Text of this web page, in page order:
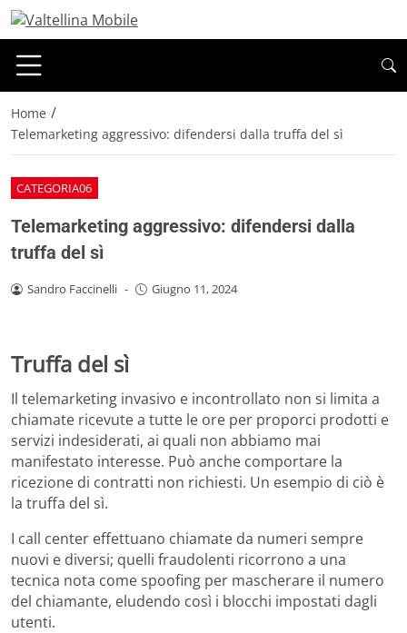
Home /
Telemarketing aggressivo: difendersi dalla truffa del sì
CATEGORIA06
Telemarketing aggressivo: difendersi dalla
truffa del sì
Sandro Faccinelli - Giugno 11, 2024
Truffa del sì
Il telemarketing invasivo e incontrollato non si limita a
chiamate ricevute a tutte le ore per proporci prodotti e
servizi indesiderati, ai quali non abbiamo mai
manifestato interesse. Può anche comportare la
ricezione di contratti non richiesti. Un esempio di ciò è
la truffa del sì.
I call center effettuano chiamate da numeri sempre
nuovi e diversi; quelli fraudolenti ricorrono a una
tecnica nota come spoofing per mascherare il numero
del chiamante, eludendo così i blocchi impostati dagli
utenti.